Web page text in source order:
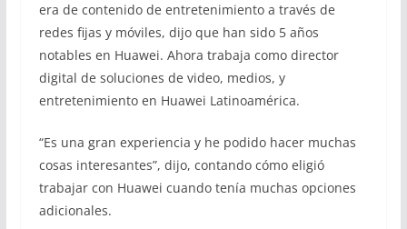
era de contenido de entretenimiento a través de
redes fijas y móviles, dijo que han sido 5 años
notables en Huawei. Ahora trabaja como director
digital de soluciones de video, medios, y
entretenimiento en Huawei Latinoamérica.
“Es una gran experiencia y he podido hacer muchas
cosas interesantes”, dijo, contando cómo eligió
trabajar con Huawei cuando tenía muchas opciones
adicionales.